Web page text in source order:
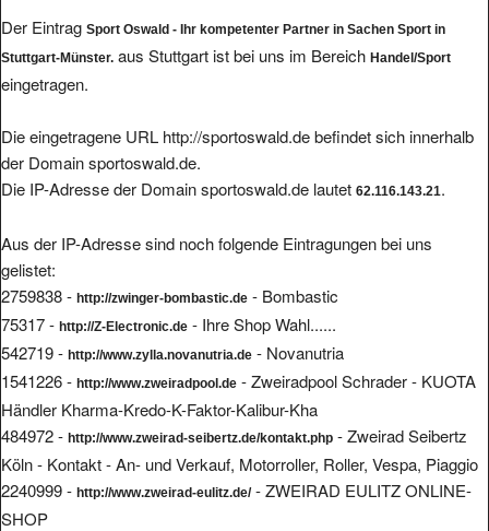
Der Eintrag Sport Oswald - Ihr kompetenter Partner in Sachen Sport in
Stuttgart-Münster. aus Stuttgart ist bei uns im Bereich Handel/Sport
eingetragen.
Die eingetragene URL http://sportoswald.de befindet sich innerhalb
der Domain sportoswald.de.
Die IP-Adresse der Domain sportoswald.de lautet 62.116.143.21.
Aus der IP-Adresse sind noch folgende Eintragungen bei uns
gelistet:
2759838 - http://zwinger-bombastic.de - Bombastic
75317 - http://Z-Electronic.de - Ihre Shop Wahl......
542719 - http://www.zylla.novanutria.de - Novanutria
1541226 - http://www.zweiradpool.de - Zweiradpool Schrader - KUOTA
Händler Kharma-Kredo-K-Faktor-Kalibur-Kha
484972 - http://www.zweirad-seibertz.de/kontakt.php - Zweirad Seibertz
Köln - Kontakt - An- und Verkauf, Motorroller, Roller, Vespa, Piaggio
2240999 - http://www.zweirad-eulitz.de/- ZWEIRAD EULITZ ONLINE-
SHOP